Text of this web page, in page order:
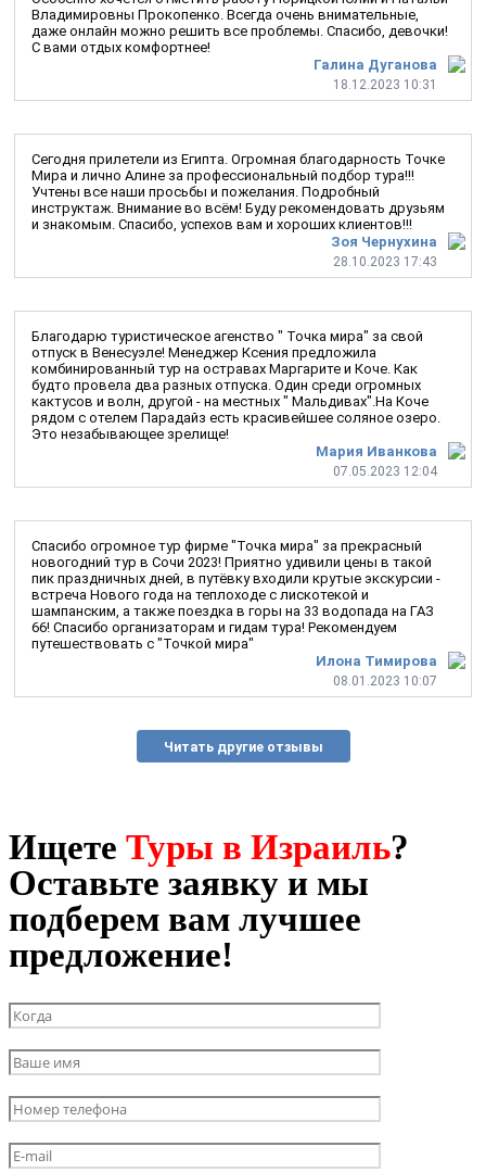
Галина Дуганова
18.12.2023 10:31
Владимировны Прокопенко. Всегда очень внимательные,
даже онлайн можно решить все проблемы. Спасибо, девочки!
С вами отдых комфортнее!
Зоя Чернухина
28.10.2023 17:43
Сегодня прилетели из Египта. Огромная благодарность Точке
Мира и лично Алине за профессиональный подбор тура!!!
Учтены все наши просьбы и пожелания. Подробный
инструктаж. Внимание во всём! Буду рекомендовать друзьям
и знакомым. Спасибо, успехов вам и хороших клиентов!!!
Мария Иванкова
07.05.2023 12:04
Благодарю туристическое агенство " Точка мира" за свой
отпуск в Венесуэле! Менеджер Ксения предложила
комбинированный тур на остравах Маргарите и Коче. Как
будто провела два разных отпуска. Один среди огромных
кактусов и волн, другой - на местных " Мальдивах".На Коче
рядом с отелем Парадайз есть красивейшее соляное озеро.
Это незабывающее зрелище!
Илона Тимирова
08.01.2023 10:07
Спасибо огромное тур фирме "Точка мира" за прекрасный
новогодний тур в Сочи 2023! Приятно удивили цены в такой
пик праздничных дней, в путёвку входили крутые экскурсии -
встреча Нового года на теплоходе с лискотекой и
шампанским, а также поездка в горы на 33 водопада на ГАЗ
66! Спасибо организаторам и гидам тура! Рекомендуем
путешествовать с "Точкой мира"
Читать другие отзывы
Ищете Туры в Израиль?
Оставьте заявку и мы
подберем вам лучшее
предложение!